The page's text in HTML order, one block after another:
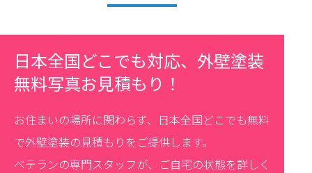
日本全国どこでも対応、外壁塗装
無料写真お見積もり！
お住まいの場所に関わらず、日本全国どこでも無料
で外壁塗装の見積もりをご提供します。
ベテランの専門スタッフが、ご自宅の状態を詳しく